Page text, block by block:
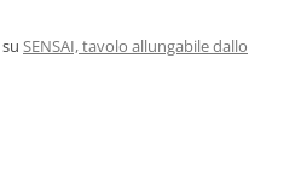
su SENSAI, tavolo allungabile dallo